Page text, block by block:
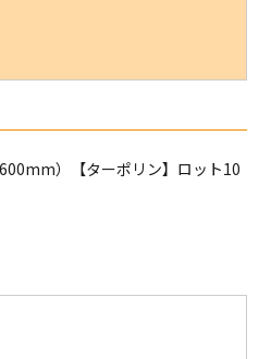
）【ターポリン】ロット10